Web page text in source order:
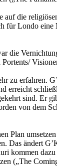
die
Londo
die
zu erfahren.
erreicht
sind. Er
von dem
Plan
Das ändert
kommen
(„The